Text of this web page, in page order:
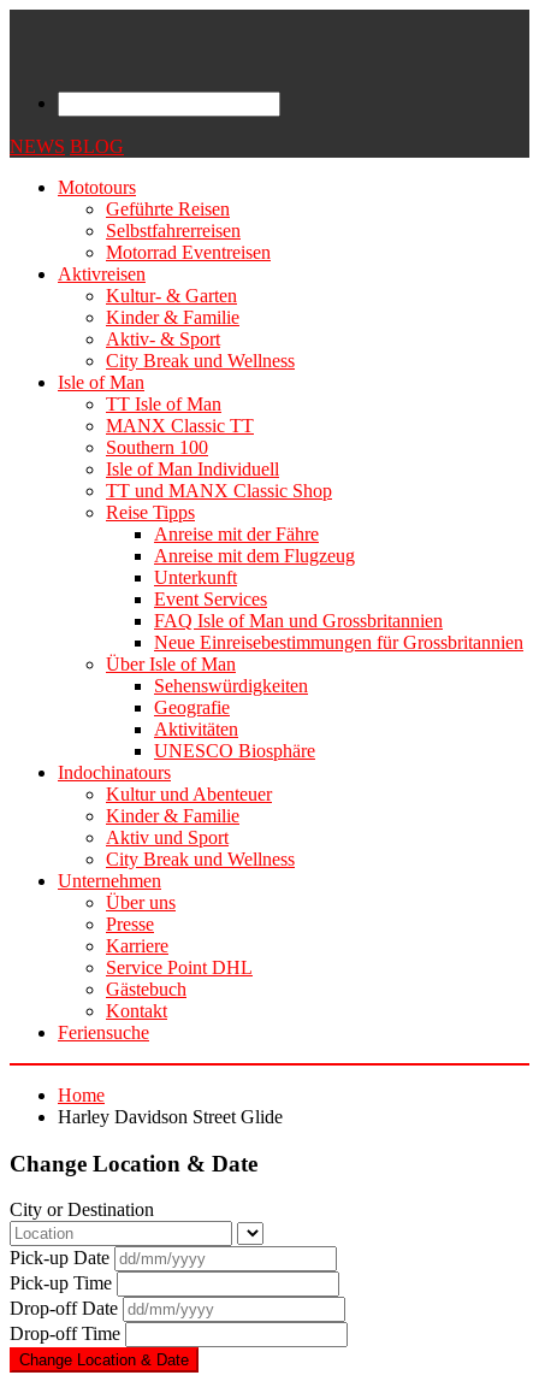
NEWS BLOG
Mototours
Geführte Reisen
Selbstfahrerreisen
Motorrad Eventreisen
Aktivreisen
Kultur- & Garten
Kinder & Familie
Aktiv- & Sport
City Break und Wellness
Isle of Man
TT Isle of Man
MANX Classic TT
Southern 100
Isle of Man Individuell
TT und MANX Classic Shop
Reise Tipps
Anreise mit der Fähre
Anreise mit dem Flugzeug
Unterkunft
Event Services
FAQ Isle of Man und Grossbritannien
Neue Einreisebestimmungen für Grossbritannien
Über Isle of Man
Sehenswürdigkeiten
Geografie
Aktivitäten
UNESCO Biosphäre
Indochinatours
Kultur und Abenteuer
Kinder & Familie
Aktiv und Sport
City Break und Wellness
Unternehmen
Über uns
Presse
Karriere
Service Point DHL
Gästebuch
Kontakt
Feriensuche
Home
Harley Davidson Street Glide
Change Location & Date
City or Destination
Pick-up Date
Pick-up Time
Drop-off Date
Drop-off Time